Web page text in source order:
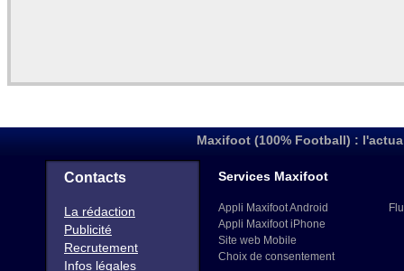
Maxifoot (100% Football) :
Contacts
La rédaction
Publicité
Recrutement
Infos légales
Services Maxifoot
Appli Maxifoot Android
Appli Maxifoot iPhone
Site web Mobile
Choix de consentement